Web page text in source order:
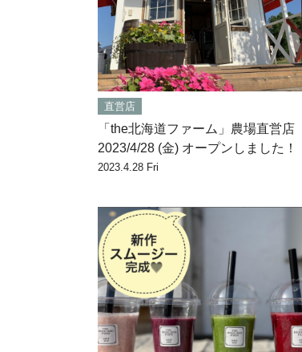
直営店
「the北海道ファーム」農場直営店
2023/4/28 (金) オープンしました！
2023.4.28 Fri